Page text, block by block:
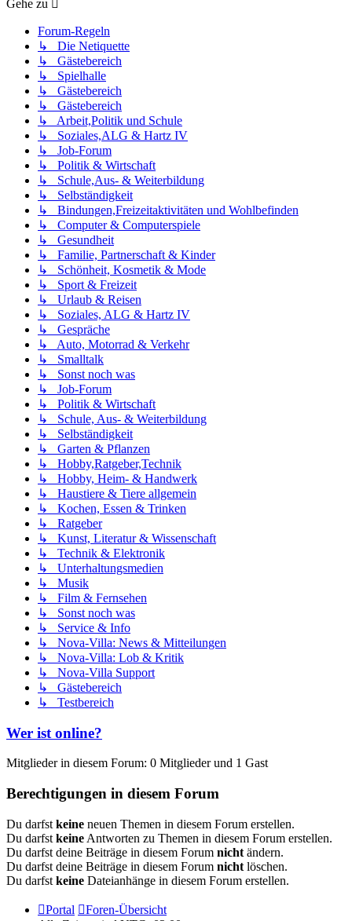
Gehe zu
Forum-Regeln
↳ Die Netiquette
↳ Gästebereich
↳ Spielhalle
↳ Gästebereich
↳ Gästebereich
↳ Arbeit,Politik und Schule
↳ Soziales,ALG & Hartz IV
↳ Job-Forum
↳ Politik & Wirtschaft
↳ Schule,Aus- & Weiterbildung
↳ Selbständigkeit
↳ Bindungen,Freizeitaktivitäten und Wohlbefinden
↳ Computer & Computerspiele
↳ Gesundheit
↳ Familie, Partnerschaft & Kinder
↳ Schönheit, Kosmetik & Mode
↳ Sport & Freizeit
↳ Urlaub & Reisen
↳ Soziales, ALG & Hartz IV
↳ Gespräche
↳ Auto, Motorrad & Verkehr
↳ Smalltalk
↳ Sonst noch was
↳ Job-Forum
↳ Politik & Wirtschaft
↳ Schule, Aus- & Weiterbildung
↳ Selbständigkeit
↳ Garten & Pflanzen
↳ Hobby,Ratgeber,Technik
↳ Hobby, Heim- & Handwerk
↳ Haustiere & Tiere allgemein
↳ Kochen, Essen & Trinken
↳ Ratgeber
↳ Kunst, Literatur & Wissenschaft
↳ Technik & Elektronik
↳ Unterhaltungsmedien
↳ Musik
↳ Film & Fernsehen
↳ Sonst noch was
↳ Service & Info
↳ Nova-Villa: News & Mitteilungen
↳ Nova-Villa: Lob & Kritik
↳ Nova-Villa Support
↳ Gästebereich
↳ Testbereich
Wer ist online?
Mitglieder in diesem Forum: 0 Mitglieder und 1 Gast
Berechtigungen in diesem Forum
Du darfst keine neuen Themen in diesem Forum erstellen.
Du darfst keine Antworten zu Themen in diesem Forum erstellen.
Du darfst deine Beiträge in diesem Forum nicht ändern.
Du darfst deine Beiträge in diesem Forum nicht löschen.
Du darfst keine Dateianhänge in diesem Forum erstellen.
Portal
Foren-Übersicht